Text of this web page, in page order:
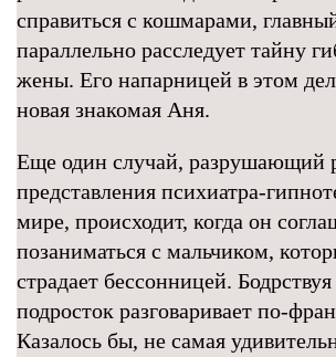
справиться с кошмарами,
параллельно расследует тайну
жены. Его напарницей в этом
новая знакомая Аня.
Еще один случай, разрушающий
представления психиатра-
мире, происходит, когда он
позаниматься с мальчиком,
страдает бессонницей.
подросток разговаривает по-
Казалось бы, не самая